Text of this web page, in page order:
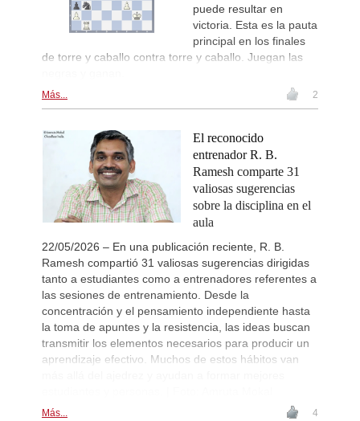
puede resultar en
victoria. Esta es la pauta
principal en los finales
de torre y caballo contra torre y caballo. Juegan las
Más... 2
El reconocido
entrenador R. B.
Ramesh comparte 31
valiosas sugerencias
sobre la disciplina en el
aula
22/05/2026 – En una publicación reciente, R. B.
Ramesh compartió 31 valiosas sugerencias dirigidas
tanto a estudiantes como a entrenadores referentes a
las sesiones de entrenamiento. Desde la
concentración y el pensamiento independiente hasta
la toma de apuntes y la resistencia, las ideas buscan
transmitir los elementos necesarios para producir un
aprendizaje efectivo. Muchos de estos hábitos van
Más... 4